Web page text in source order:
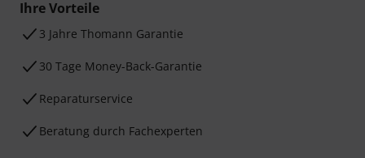
Ihre Vorteile
3 Jahre Thomann Garantie
30 Tage Money-Back-Garantie
Reparaturservice
Beratung durch Fachexperten